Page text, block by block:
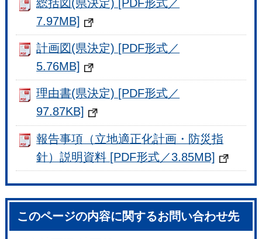
総括図(県決定) [PDF形式／
7.97MB]
計画図(県決定) [PDF形式／
5.76MB]
理由書(県決定) [PDF形式／
97.87KB]
報告事項（立地適正化計画・防災指
針）説明資料 [PDF形式／3.85MB]
このページの内容に関するお問い合わせ先